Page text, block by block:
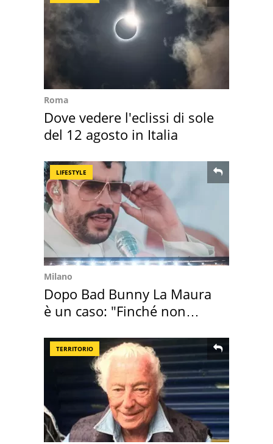
Roma
Dove vedere l'eclissi di sole
del 12 agosto in Italia
LIFESTYLE
Milano
Dopo Bad Bunny La Maura
è un caso: "Finché non
TERRITORIO